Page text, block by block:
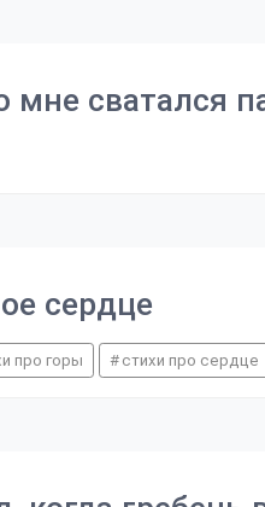
мне сватался
сердце
про горы стихи про сердце